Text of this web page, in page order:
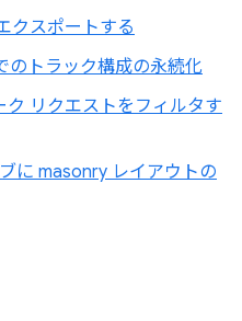
クスポートする
のトラック構成の永続化
ク リクエストをフィルタす
に masonry レイアウトの